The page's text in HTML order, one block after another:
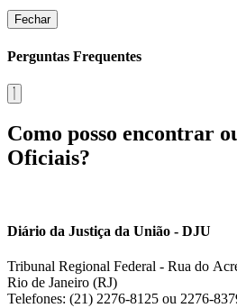
Fechar
Perguntas Frequentes
Como posso encontrar
Oficiais?
Diário da Justiça da União - DJU
Tribunal Regional Federal - Rua do
Rio de Janeiro (RJ)
Telefones: (21) 2276-8125 ou 2276-